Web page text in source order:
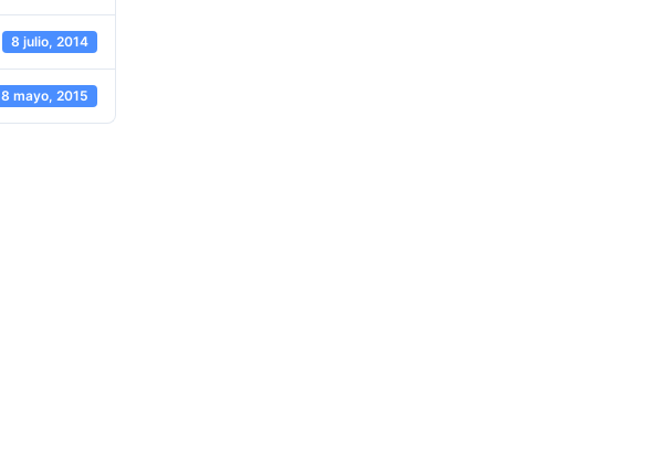
8 julio, 2014
8 mayo, 2015